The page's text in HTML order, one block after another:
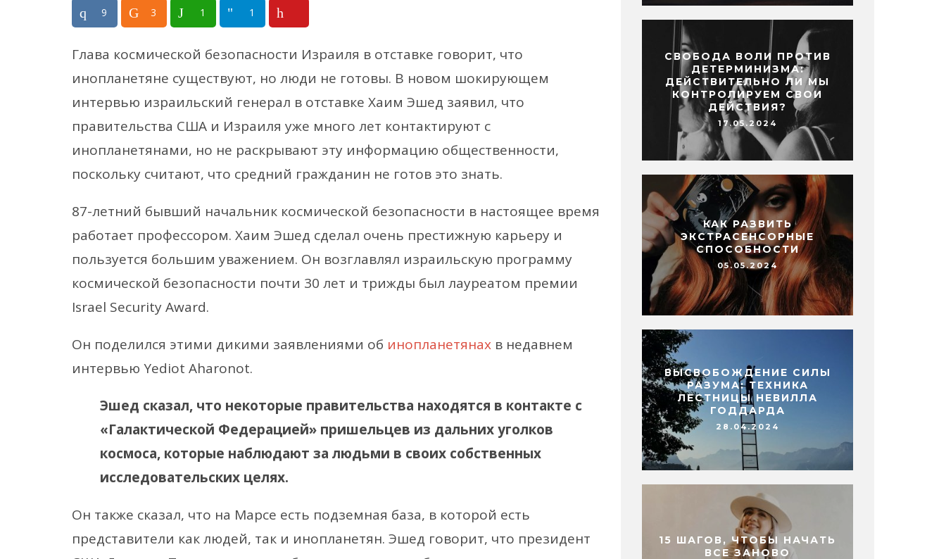
9 3 1 1
Глава космической безопасности Израиля в отставке говорит, что
инопланетяне существуют, но люди не готовы. В новом шокирующем
интервью израильский генерал в отставке Хаим Эшед заявил, что
правительства США и Израиля уже много лет контактируют с
инопланетянами, но не раскрывают эту информацию общественности,
поскольку считают, что средний гражданин не готов это знать.
87-летний бывший начальник космической безопасности в настоящее время
работает профессором. Хаим Эшед сделал очень престижную карьеру и
пользуется большим уважением. Он возглавлял израильскую программу
космической безопасности почти 30 лет и трижды был лауреатом премии
Israel Security Award.
Он поделился этими дикими заявлениями об инопланетянах в недавнем
интервью Yediot Aharonot.
Эшед сказал, что некоторые правительства находятся в контакте с
«Галактической Федерацией» пришельцев из дальних уголков
космоса, которые наблюдают за людьми в своих собственных
исследовательских целях.
Он также сказал, что на Марсе есть подземная база, в которой есть
представители как людей, так и инопланетян. Эшед говорит, что президент
СВОБОДА ВОЛИ ПРОТИВ
ДЕТЕРМИНИЗМА:
ДЕЙСТВИТЕЛЬНО ЛИ МЫ
КОНТРОЛИРУЕМ СВОИ
ДЕЙСТВИЯ?
17.05.2024
КАК РАЗВИТЬ
ЭКСТРАСЕНСОРНЫЕ
СПОСОБНОСТИ
05.05.2024
ВЫСВОБОЖДЕНИЕ СИЛЫ
РАЗУМА: ТЕХНИКА
ЛЕСТНИЦЫ НЕВИЛЛА
ГОДДАРДА
28.04.2024
15 ШАГОВ, ЧТОБЫ НАЧАТЬ
ВСЕ ЗАНОВО